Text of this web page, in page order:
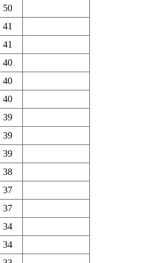
50
41
41
40
40
40
39
39
39
38
37
37
34
34